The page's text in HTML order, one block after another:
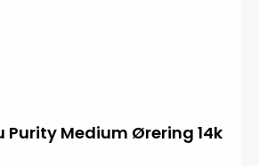
Purity Medium Ørering 14k